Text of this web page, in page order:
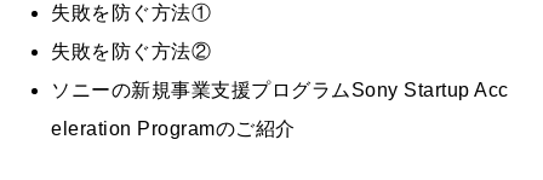
失敗を防ぐ方法①
失敗を防ぐ方法②
ソニーの新規事業支援プログラムSony Startup Acc
eleration Programのご紹介